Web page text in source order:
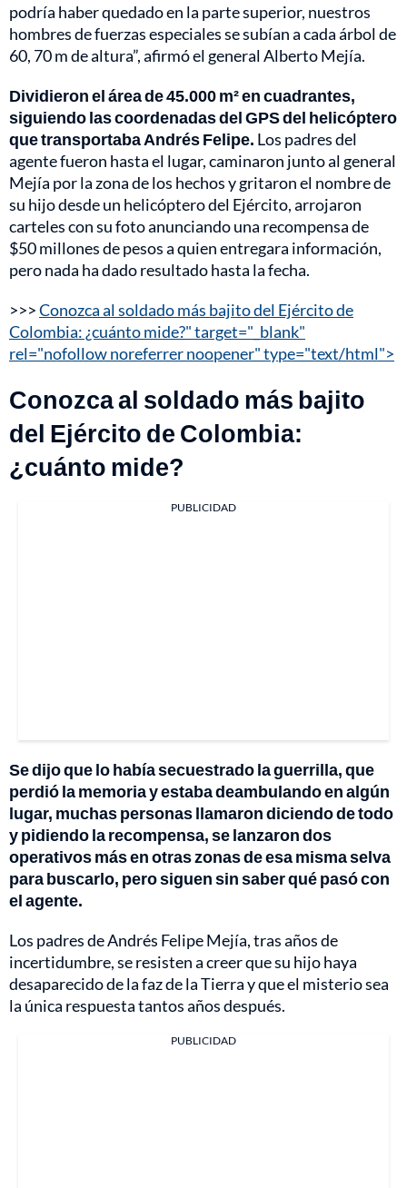
podría haber quedado en la parte superior, nuestros
hombres de fuerzas especiales se subían a cada árbol de
60, 70 m de altura”, afirmó el general Alberto Mejía.
Dividieron el área de 45.000 m² en cuadrantes,
siguiendo las coordenadas del GPS del helicóptero
que transportaba Andrés Felipe. Los padres del
agente fueron hasta el lugar, caminaron junto al general
Mejía por la zona de los hechos y gritaron el nombre de
su hijo desde un helicóptero del Ejército, arrojaron
carteles con su foto anunciando una recompensa de
$50 millones de pesos a quien entregara información,
pero nada ha dado resultado hasta la fecha.
>>>Conozca al soldado más bajito del Ejército de
Colombia: ¿cuánto mide?" target="_blank"
rel="nofollow noreferrer noopener" type="text/html">
Conozca al soldado más bajito
del Ejército de Colombia:
¿cuánto mide?
PUBLICIDAD
Se dijo que lo había secuestrado la guerrilla, que
perdió la memoria y estaba deambulando en algún
lugar, muchas personas llamaron diciendo de todo
y pidiendo la recompensa, se lanzaron dos
operativos más en otras zonas de esa misma selva
para buscarlo, pero siguen sin saber qué pasó con
el agente.
Los padres de Andrés Felipe Mejía, tras años de
incertidumbre, se resisten a creer que su hijo haya
desaparecido de la faz de la Tierra y que el misterio sea
la única respuesta tantos años después.
PUBLICIDAD